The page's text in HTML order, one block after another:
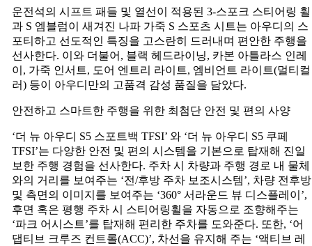
운전석의 시프트 패들 및 열선이 적용된 3-스포크 스티어링 휠
과 S 엠블럼이 새겨진 나파 가죽 S 스포츠 시트는 아우디의 스
포티하고 선도적인 특징을 고스란히 드러내며 편안한 주행을
선사한다. 이와 더불어, 블랙 헤드라이닝, 카본 아틀라스 인레
이, 가죽 인서트, 도어 엔트리 라이트, 엠비언트 라이트(멀티컬
러) 등이 아우디만의 고품격 감성 품질을 담았다.
안전하고 스마트한 주행을 위한 최첨단 안전 및 편의 사양
‘더 뉴 아우디 S5 스포트백 TFSI’ 와 ‘더 뉴 아우디 S5 쿠페
TFSI’는 다양한 안전 및 편의 시스템을 기본으로 탑재해 진일
보한 주행 경험을 선사한다. 주차 시 차량과 주행 경로 내 물체
와의 거리를 보여주는 ‘전/후방 주차 보조시스템’, 차량 전후방
및 측면의 이미지를 보여주는 ‘360° 서라운드 뷰 디스플레이’,
후면 혹은 평행 주차 시 스티어링휠을 자동으로 조향해주는
‘파크 어시스트’를 탑재해 편리한 주차를 도와준다. 또한, ‘어
댑티브 크루즈 컨트롤(ACC)’, 차선을 유지해 주는 ‘액티브 레